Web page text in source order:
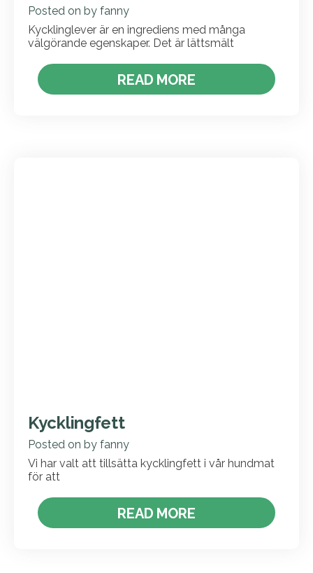
Posted on by fanny
Kycklinglever är en ingrediens med många
välgörande egenskaper. Det är lättsmält
READ MORE
Kycklingfett
Posted on by fanny
Vi har valt att tillsätta kycklingfett i vår hundmat
för att
READ MORE